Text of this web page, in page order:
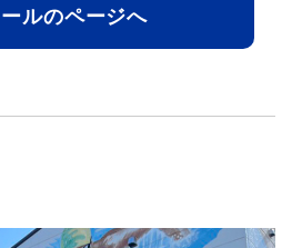
ルのページへ